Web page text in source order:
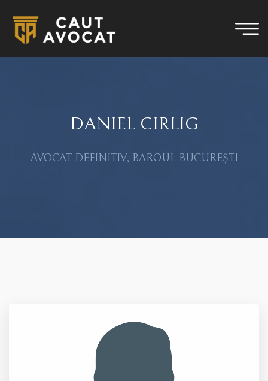
DANIEL CIRLIG
AVOCAT DEFINITIV, BAROUL BUCUREȘTI